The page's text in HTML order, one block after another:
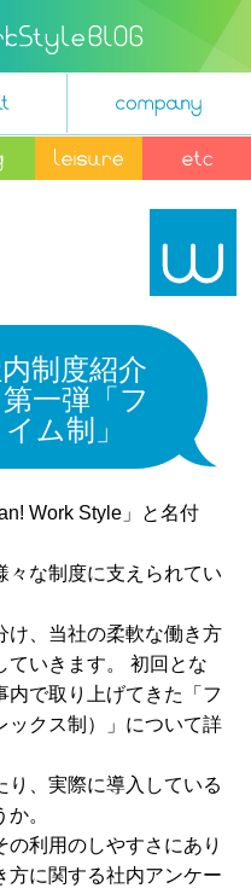
制度紹介
一弾「フ
ム制」
Work Style」と名付
々な制度に支えられてい
け、当社の柔軟な働き方
ていきます。 初回とな
内で取り上げてきた「フ
ックス制）」について詳
り、実際に導入している
。
利用のしやすさにあり
方に関する社内アンケー